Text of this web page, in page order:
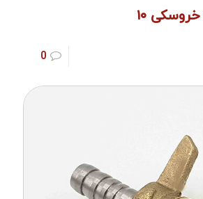
۱۰
0